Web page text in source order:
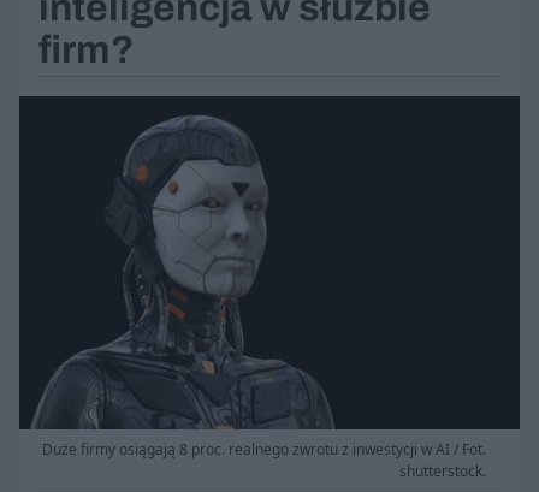
firm?
Duże firmy osiągają 8 proc. realnego zwrotu z inwestycji w AI / Fot.
shutterstock.